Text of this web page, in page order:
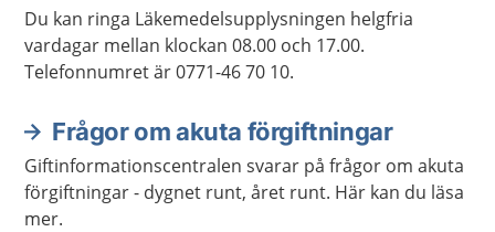
Du kan ringa Läkemedelsupplysningen helgfria
vardagar mellan klockan 08.00 och 17.00.
Telefonnumret är 0771-46 70 10.
Frågor om akuta förgiftningar
Giftinformationscentralen svarar på frågor om akuta
förgiftningar - dygnet runt, året runt. Här kan du läsa
mer.